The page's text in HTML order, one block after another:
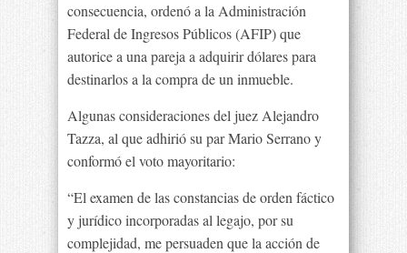
consecuencia, ordenó a la Administración
Federal de Ingresos Públicos (AFIP) que
autorice a una pareja a adquirir dólares para
destinarlos a la compra de un inmueble.
Algunas consideraciones del juez Alejandro
Tazza, al que adhirió su par Mario Serrano y
conformó el voto mayoritario:
“El examen de las constancias de orden fáctico
y jurídico incorporadas al legajo, por su
complejidad, me persuaden que la acción de